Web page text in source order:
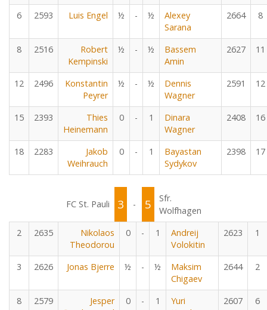
6 2593 Luis Engel ½ - ½
Alexey
Sarana
2664 8
8 2516
Robert
Kempinski
½ - ½
Bassem
Amin
2627 11
12 2496
Konstantin
Peyrer
½ - ½
Dennis
Wagner
2591 12
15 2393
Thies
Heinemann
0 - 1
Dinara
Wagner
2408 16
18 2283
Jakob
Weihrauch
0 - 1
Bayastan
Sydykov
2398 17
FC St. Pauli 3 - 5
Sfr.
Wolfhagen
2
2635
Nikolaos
Theodorou
0 - 1
Andreij
Volokitin
2623 1
3 2626 Jonas Bjerre ½ - ½
Maksim
Chigaev
2644 2
8 2579
Jesper
0 - 1
Yuri
2607 6